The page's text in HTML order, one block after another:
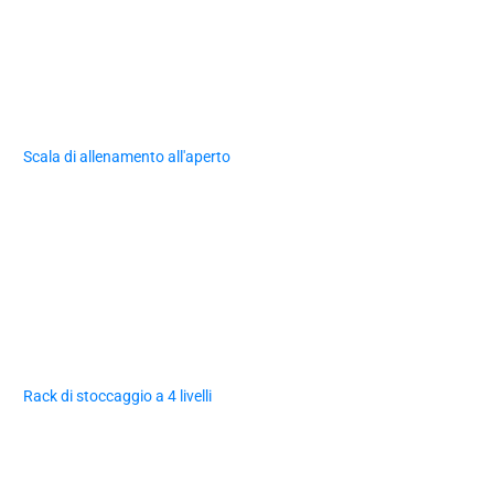
Scala di allenamento all'aperto
Rack di stoccaggio a 4 livelli